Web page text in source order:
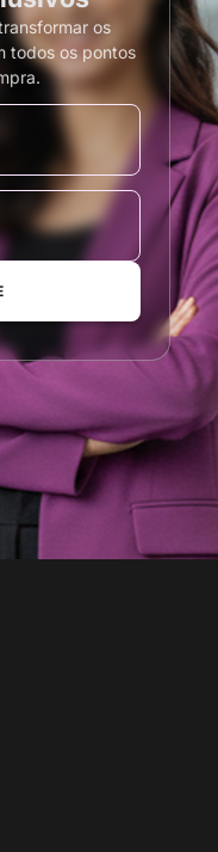
os
todos os pontos